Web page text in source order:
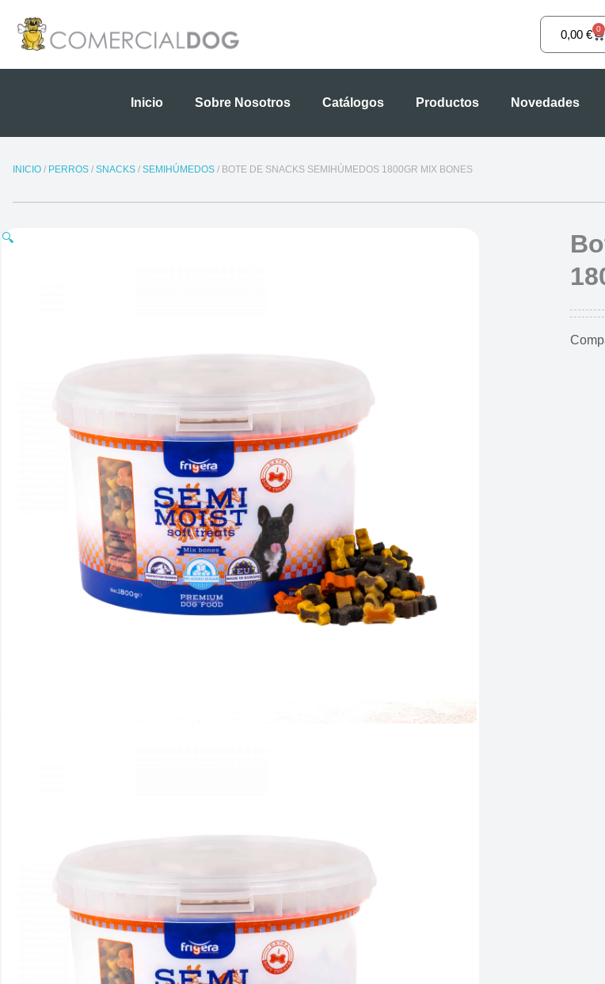
contenido
0,00 € 0
Inicio Sobre Nosotros Catálogos Productos Novedades
INICIO / PERROS / SNACKS / SEMIHÚMEDOS / BOTE DE SNACKS SEMIHÚMEDOS 1800GR MIX BONES
🔍